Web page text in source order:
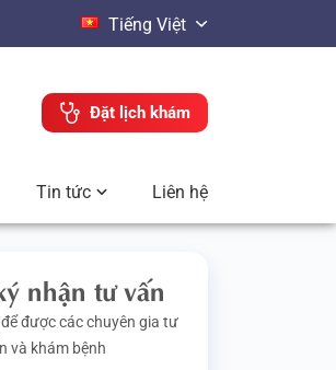
Tiếng Việt
Đặt lịch khám
Tin tức Liên hệ
nhận tư vấn
được các chuyên gia tư
và khám bệnh